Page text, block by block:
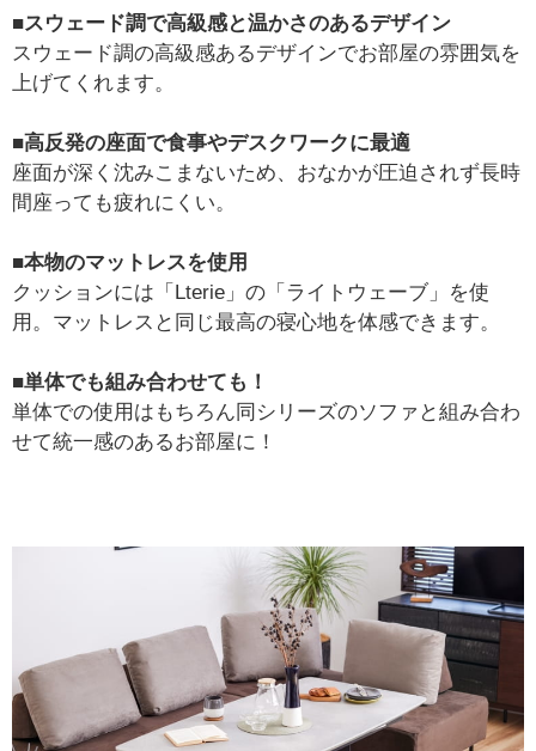
■スウェード調で高級感と温かさのあるデザイン
スウェード調の高級感あるデザインでお部屋の雰囲気を
上げてくれます。
■高反発の座面で食事やデスクワークに最適
座面が深く沈みこまないため、おなかが圧迫されず長時
間座っても疲れにくい。
■本物のマットレスを使用
クッションには「Lterie」の「ライトウェーブ」を使
用。マットレスと同じ最高の寝心地を体感できます。
■単体でも組み合わせても！
単体での使用はもちろん同シリーズのソファと組み合わ
せて統一感のあるお部屋に！